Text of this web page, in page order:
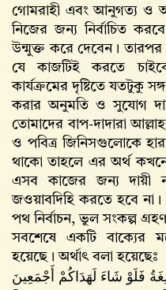
গোমরাহী এবং আনুগত্য ও
নিজের জন্য নির্বাচিত
উন্মুক্ত করে দেবেন। তারপর
যে কাজটিই করতে
কার্যক্রমের দৃষ্টিতে যতটুকু
করার অনুমতি ও সুযোগ
তোমাদের বাপ-দাদারা
ও পবিত্র জিনিসগুলোকে
থাকো তাহলে এর অর্থ
এসব কাজের জন্য দায়ী
জওয়াবদিহি করতে হবে
পথ নির্বাচন, ভুল সংকল্প
সবশেষে একটি বাক্যের
হয়েছে। অর্থাৎ বলা হয়েছেঃ
فَلَوْ شَاءَ لَهَدَاكُمْ أَجْمَعِينَ